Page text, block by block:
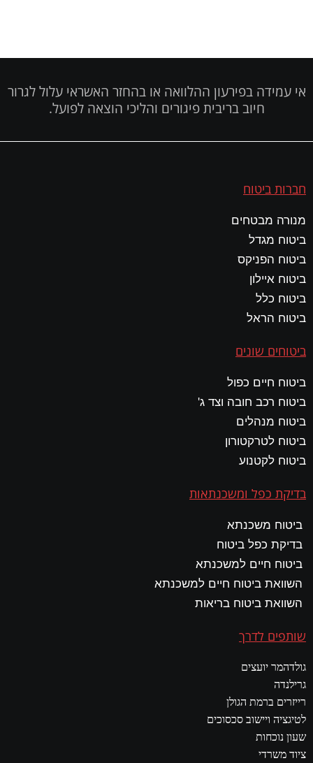
אי עמידה בפירעון ההלוואה או בהחזר האשראי עלול לגרור
חיוב בריבית פיגורים והליכי הוצאה לפועל.
חברות ביטוח
מנורה מבטחים
ביטוח מגדל
ביטוח הפניקס
ביטוח איילון
ביטוח כלל
ביטוח הראל
ביטוחים שונים
ביטוח חיים כפול
ביטוח רכב חובה וצד ג'
ביטוח מנהלים
ביטוח לטרקטורון
ביטוח לקטנוע
בדיקת כפל ומשכנתאות
ביטוח משכנתא
בדיקת כפל ביטוח
ביטוח חיים למשכנתא
השוואת ביטוח חיים למשכנתא
השוואת ביטוח בריאות
שותפים לדרך
גולדהמר יועצים
גרילנדה
רייזרים ברמת הגולן
לטיגציה ויישוב סכסוכים
שעון נוכחות
ציוד משרדי